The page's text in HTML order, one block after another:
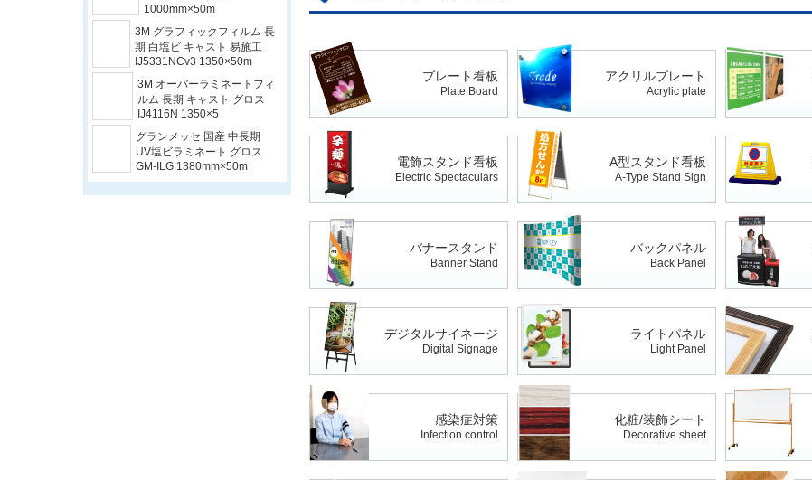
プレート看板
Plate Board
アクリルプレート
Acrylic plate
電飾スタンド看板
Electric Spectaculars
A型スタンド看板
A-Type Stand Sign
バナースタンド
Banner Stand
バックパネル
Back Panel
デジタルサイネージ
Digital Signage
ライトパネル
Light Panel
感染症対策
Infection control
化粧/装飾シート
Decorative sheet
Signcity 売れ筋看板材料
3M スコッチカ
ル XLシリーズ
JS1000XL ホワ
イト 1000mm×